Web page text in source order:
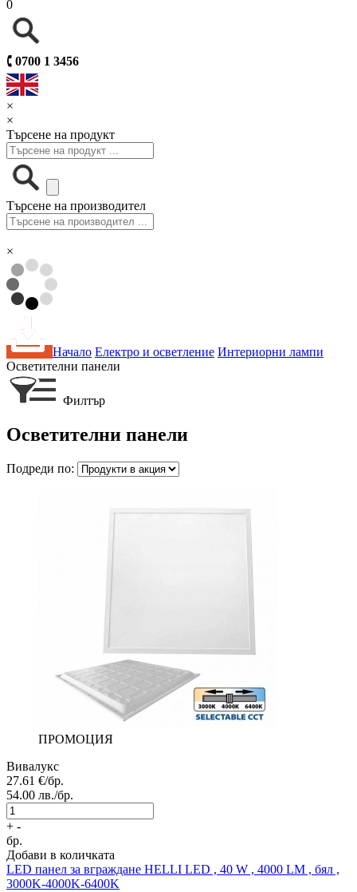
0
🕻 0700 1 3456
×
×
Търсене на продукт
Търсене на производител
×
Начало Електро и осветление Интериорни лампи
Осветителни панели
Филтър
Осветителни панели
Подреди по:
ПРОМОЦИЯ
Вивалукс
27.61 €/бр.
54.00 лв./бр.
+ -
бр.
Добави в количката
LED панел за вграждане HELLI LED , 40 W , 4000 LM , бял ,
3000K-4000K-6400K